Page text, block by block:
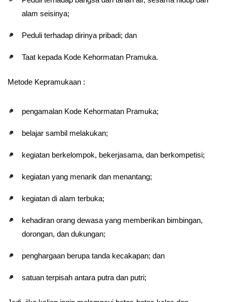
alam seisinya;
Peduli terhadap dirinya pribadi; dan
Taat kepada Kode Kehormatan Pramuka.
Metode Kepramukaan :
pengamalan Kode Kehormatan Pramuka;
belajar sambil melakukan;
kegiatan berkelompok, bekerjasama, dan berkompetisi;
kegiatan yang menarik dan menantang;
kegiatan di alam terbuka;
kehadiran orang dewasa yang memberikan bimbingan,
dorongan, dan dukungan;
penghargaan berupa tanda kecakapan; dan
satuan terpisah antara putra dan putri;